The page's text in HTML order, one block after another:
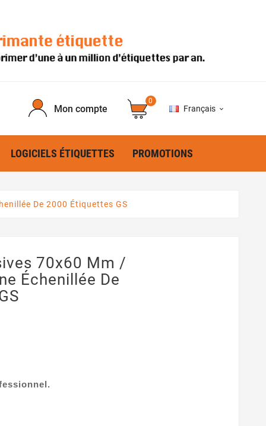
Mon compte
0
Français 
LOGICIELS ÉTIQUETTES PROMOTIONS
De 2000 Étiquettes GS
70x60 Mm /
Échenillée De